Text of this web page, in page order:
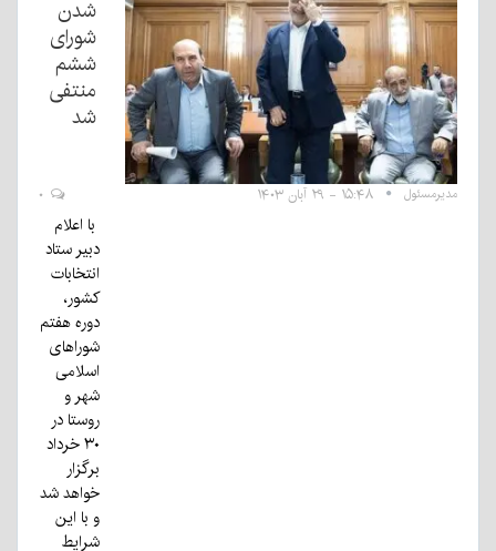
شدن
شورای
ششم
منتفی
شد
مدیرمسئول ۱۵:۴۸ - ۲۹ آبان ۱۴۰۳
با اعلام
دبیر ستاد
انتخابات
کشور،
دوره هفتم
شوراهای
اسلامی
شهر و
روستا در
۳۰ خرداد
برگزار
خواهد شد
و با این
شرایط